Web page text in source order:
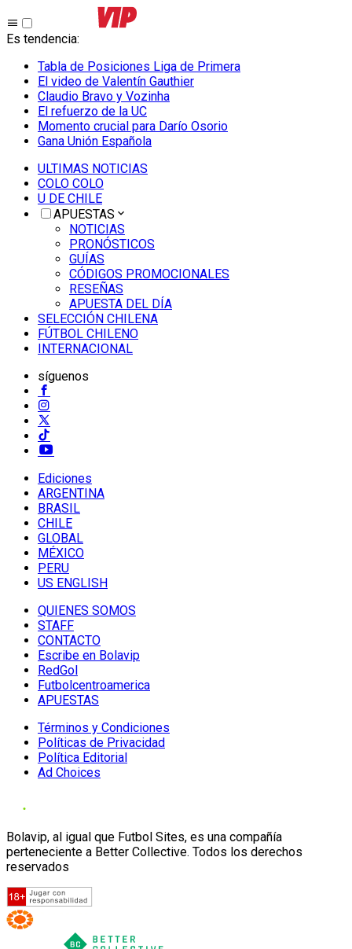
Es tendencia:
Tabla de Posiciones Liga de Primera
El video de Valentín Gauthier
Claudio Bravo y Vozinha
El refuerzo de la UC
Momento crucial para Darío Osorio
Gana Unión Española
ULTIMAS NOTICIAS
COLO COLO
U DE CHILE
APUESTAS
NOTICIAS
PRONÓSTICOS
GUÍAS
CÓDIGOS PROMOCIONALES
RESEÑAS
APUESTA DEL DÍA
SELECCIÓN CHILENA
FÚTBOL CHILENO
INTERNACIONAL
síguenos
Ediciones
ARGENTINA
BRASIL
CHILE
GLOBAL
MÉXICO
PERU
US ENGLISH
QUIENES SOMOS
STAFF
CONTACTO
Escribe en Bolavip
RedGol
Futbolcentroamerica
APUESTAS
Términos y Condiciones
Políticas de Privacidad
Política Editorial
Ad Choices
Bolavip, al igual que Futbol Sites, es una compañía
perteneciente a Better Collective. Todos los derechos
reservados